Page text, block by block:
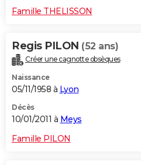
Famille THELISSON
Regis PILON (52 ans)
Créer une cagnotte obsèques
Naissance
05/11/1958 à Lyon
Décès
10/01/2011 à Meys
Famille PILON